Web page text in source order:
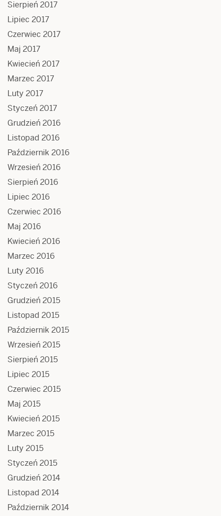
Sierpień 2017
Lipiec 2017
Czerwiec 2017
Maj 2017
Kwiecień 2017
Marzec 2017
Luty 2017
Styczeń 2017
Grudzień 2016
Listopad 2016
Październik 2016
Wrzesień 2016
Sierpień 2016
Lipiec 2016
Czerwiec 2016
Maj 2016
Kwiecień 2016
Marzec 2016
Luty 2016
Styczeń 2016
Grudzień 2015
Listopad 2015
Październik 2015
Wrzesień 2015
Sierpień 2015
Lipiec 2015
Czerwiec 2015
Maj 2015
Kwiecień 2015
Marzec 2015
Luty 2015
Styczeń 2015
Grudzień 2014
Listopad 2014
Październik 2014